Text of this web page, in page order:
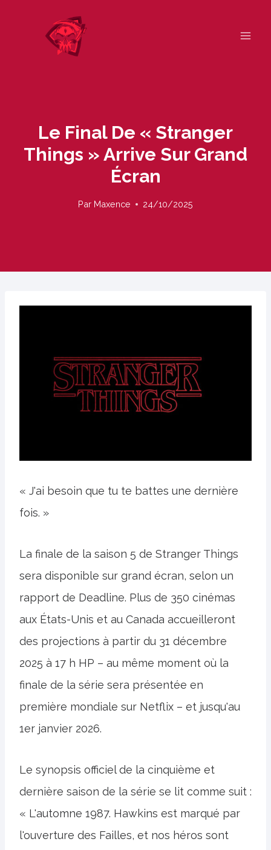
Le Final De « Stranger
Things » Arrive Sur Grand
Écran
Par Maxence 24/10/2025
« J'ai besoin que tu te battes une dernière
fois. »
La finale de la saison 5 de Stranger Things
sera disponible sur grand écran, selon un
rapport de Deadline. Plus de 350 cinémas
aux États-Unis et au Canada accueilleront
des projections à partir du 31 décembre
2025 à 17 h HP – au même moment où la
finale de la série sera présentée en
première mondiale sur Netflix – et jusqu'au
1er janvier 2026.
Le synopsis officiel de la cinquième et
dernière saison de la série se lit comme suit :
« L'automne 1987. Hawkins est marqué par
l'ouverture des Failles, et nos héros sont